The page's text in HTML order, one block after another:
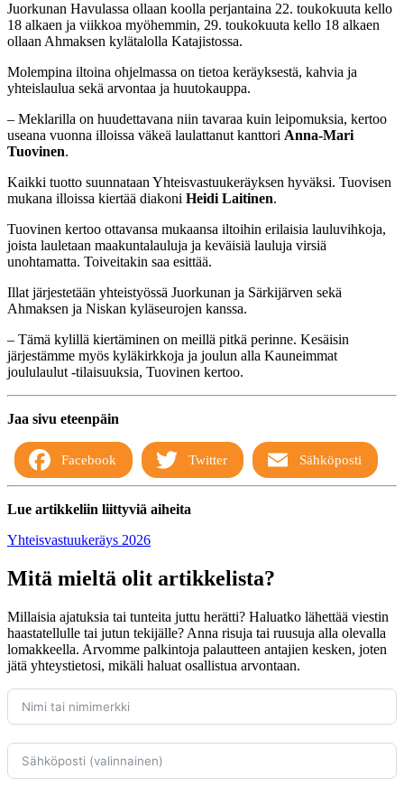
Juorkunan Havulassa ollaan koolla perjantaina 22. toukokuuta kello
18 alkaen ja viikkoa myöhemmin, 29. toukokuuta kello 18 alkaen
ollaan Ahmaksen kylätalolla Katajistossa.
Molempina iltoina ohjelmassa on tietoa keräyksestä, kahvia ja
yhteislaulua sekä arvontaa ja huutokauppa.
– Meklarilla on huudettavana niin tavaraa kuin leipomuksia, kertoo
useana vuonna illoissa väkeä laulattanut kanttori Anna-Mari
Tuovinen.
Kaikki tuotto suunnataan Yhteisvastuukeräyksen hyväksi. Tuovisen
mukana illoissa kiertää diakoni Heidi Laitinen.
Tuovinen kertoo ottavansa mukaansa iltoihin erilaisia lauluvihkoja,
joista lauletaan maakuntalauluja ja keväisiä lauluja virsiä
unohtamatta. Toiveitakin saa esittää.
Illat järjestetään yhteistyössä Juorkunan ja Särkijärven sekä
Ahmaksen ja Niskan kyläseurojen kanssa.
– Tämä kylillä kiertäminen on meillä pitkä perinne. Kesäisin
järjestämme myös kyläkirkkoja ja joulun alla Kauneimmat
joululaulut -tilaisuuksia, Tuovinen kertoo.
Jaa sivu eteenpäin
Facebook Twitter Sähköposti
Lue artikkeliin liittyviä aiheita
Yhteisvastuukeräys 2026
Mitä mieltä olit artikkelista?
Millaisia ajatuksia tai tunteita juttu herätti? Haluatko lähettää viestin
haastatellulle tai jutun tekijälle? Anna risuja tai ruusuja alla olevalla
lomakkeella. Arvomme palkintoja palautteen antajien kesken, joten
jätä yhteystietosi, mikäli haluat osallistua arvontaan.